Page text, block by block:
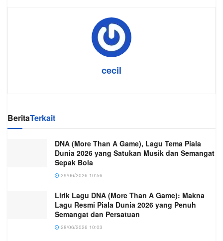
cecil
BeritaTerkait
DNA (More Than A Game), Lagu Tema Piala
Dunia 2026 yang Satukan Musik dan Semangat
Sepak Bola
29/06/2026 10:56
Lirik Lagu DNA (More Than A Game): Makna
Lagu Resmi Piala Dunia 2026 yang Penuh
Semangat dan Persatuan
28/06/2026 10:03